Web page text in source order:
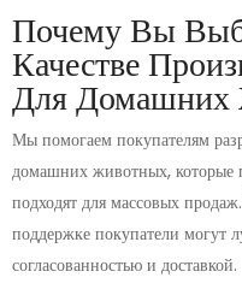
Почему Вы
Качестве
Для
Мы помогаем покупателям
домашних животных, которые
подходят для массовых
поддержке покупатели могут
согласованностью и доставкой.